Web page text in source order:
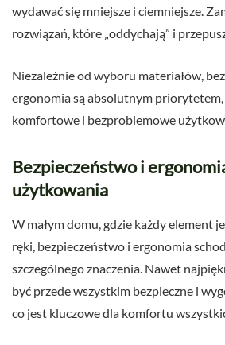
wydawać się mniejsze i ciemniejsze.
rozwiązań, które „oddychają” i
Niezależnie od wyboru materiałów,
ergonomia są absolutnym
komfortowe i bezproblemowe
Bezpieczeństwo i
użytkowania
W małym domu, gdzie każdy element
ręki, bezpieczeństwo i ergonomia
szczególnego znaczenia. Nawet
być przede wszystkim bezpieczne i
co jest kluczowe dla komfortu